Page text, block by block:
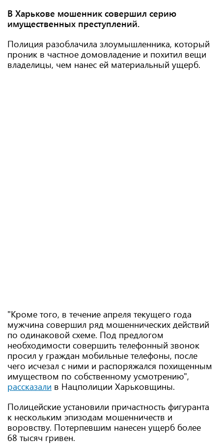
В Харькове мошенник совершил серию
имущественных преступлений.
Полиция разоблачила злоумышленника, который
проник в частное домовладение и похитил вещи
владелицы, чем нанес ей материальный ущерб.
"Кроме того, в течение апреля текущего года
мужчина совершил ряд мошеннических действий
по одинаковой схеме. Под предлогом
необходимости совершить телефонный звонок
просил у граждан мобильные телефоны, после
чего исчезал с ними и распоряжался похищенным
имуществом по собственному усмотрению",
рассказали в Нацполиции Харьковщины.
Полицейские установили причастность фигуранта
к нескольким эпизодам мошенничеств и
воровству. Потерпевшим нанесен ущерб более
68 тысяч гривен.